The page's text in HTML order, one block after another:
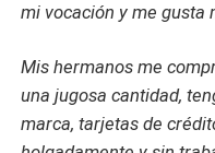
mi vocación y me gusta
Mis hermanos me
una jugosa cantidad,
marca, tarjetas de